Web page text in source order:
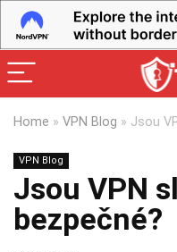
Home » VPN Blog » Jsou
VPN Blog
Jsou VPN
bezpečné?